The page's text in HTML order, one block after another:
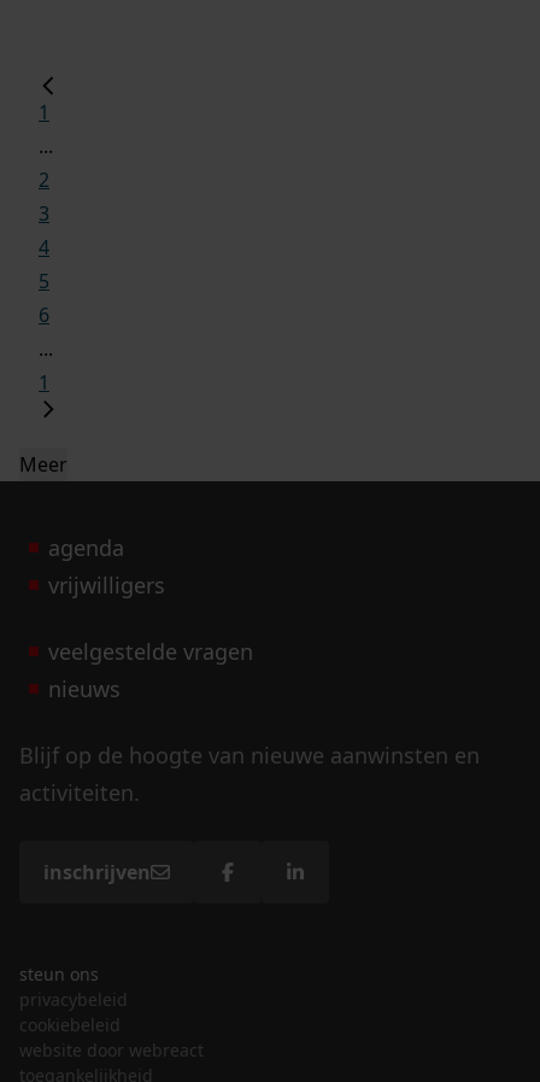
1
...
2
3
4
5
6
...
1
Meer
agenda
vrijwilligers
veelgestelde vragen
nieuws
Blijf op de hoogte van nieuwe aanwinsten en
activiteiten.
inschrijven
steun ons
privacybeleid
cookiebeleid
website door webreact
toegankelijkheid